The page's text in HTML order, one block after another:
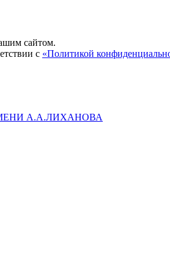
сайтом.
с «Политикой
А.А.ЛИХАНОВА